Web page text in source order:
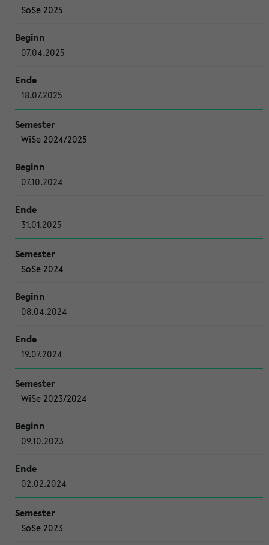
SoSe 2025
07.04.2025
18.07.2025
WiSe 2024/2025
07.10.2024
31.01.2025
SoSe 2024
08.04.2024
19.07.2024
WiSe 2023/2024
09.10.2023
02.02.2024
SoSe 2023